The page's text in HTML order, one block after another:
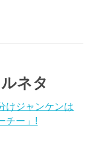
ネタ
けジャンケンは
チー」!